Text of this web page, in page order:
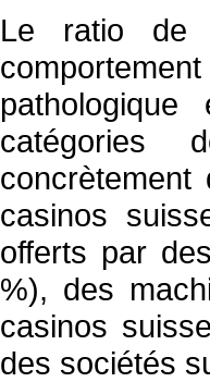
Le ratio de
casinos
offerts par
%), des
casinos
des sociétés